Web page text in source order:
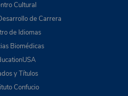
Cultural
de Carrera
de Idiomas
Biomédicas
y Títulos
Confucio